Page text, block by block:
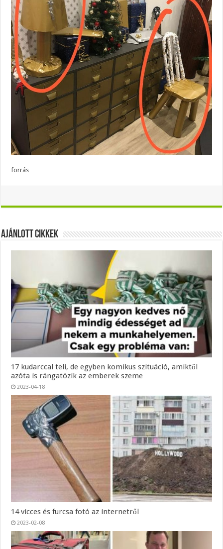
forrás
Ajánlott Cikkek
17 kudarccal teli, de egyben komikus szituáció, amiktől
azóta is rángatózik az emberek szeme
2023-04-18
14 vicces és furcsa fotó az internetről
2023-02-08